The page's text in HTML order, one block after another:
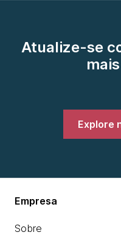
Atualize-se
Explore
Empresa
Sobre